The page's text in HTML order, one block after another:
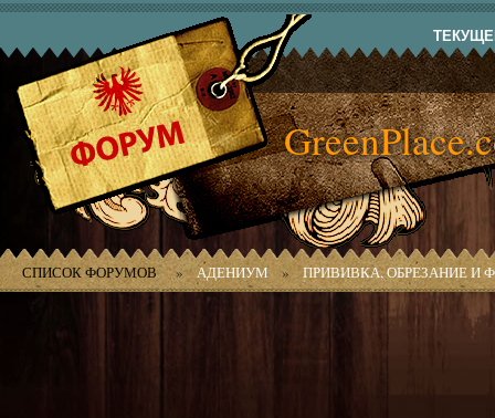
СПИСОК ФОРУМОВ » АДЕНИУМ » ПРИВИВКА, ОБРЕЗАНИЕ И